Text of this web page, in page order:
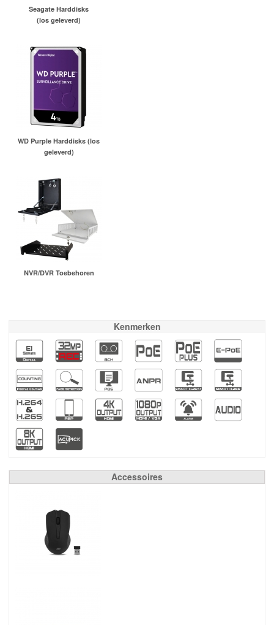
Seagate Harddisks
(los geleverd)
WD Purple Harddisks (los
geleverd)
NVR/DVR Toebehoren
Kenmerken
Accessoires